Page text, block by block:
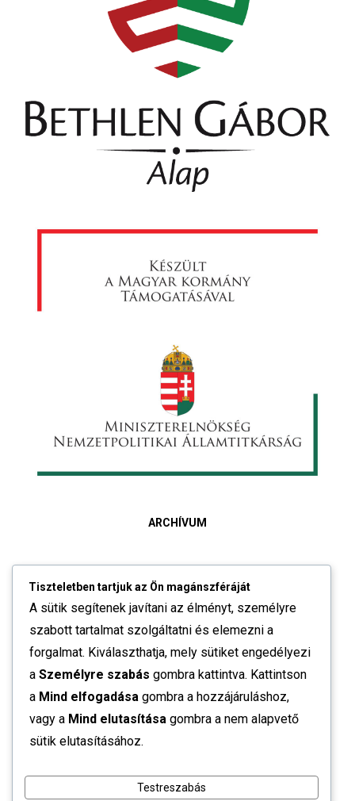
ARCHÍVUM
2026. május
2026. április
2026. február
Tiszteletben tartjuk az Ön magánszféráját
A sütik segítenek javítani az élményt, személyre
szabott tartalmat szolgáltatni és elemezni a
forgalmat. Kiválaszthatja, mely sütiket engedélyezi
a Személyre szabás gombra kattintva. Kattintson
a Mind elfogadása gombra a hozzájáruláshoz,
vagy a Mind elutasítása gombra a nem alapvető
sütik elutasításához.
Testreszabás